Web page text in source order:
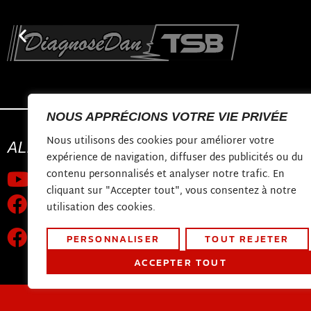
NOUS APPRÉCIONS VOTRE VIE PRIVÉE
Nous utilisons des cookies pour améliorer votre
expérience de navigation, diffuser des publicités ou du
contenu personnalisés et analyser notre trafic. En
cliquant sur "Accepter tout", vous consentez à notre
utilisation des cookies.
PERSONNALISER
TOUT REJETER
ACCEPTER TOUT
ALLONSCONNECTER
Chaîne Youtube
la page Facebook
Groupe de support technique
mondial
CONTACTER